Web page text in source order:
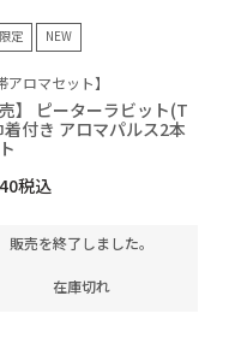
定 NEW
アロマセット】
売】 ピーターラビット(T
着付き アロマパルス2本
税込
販売を終了しました。
在庫切れ